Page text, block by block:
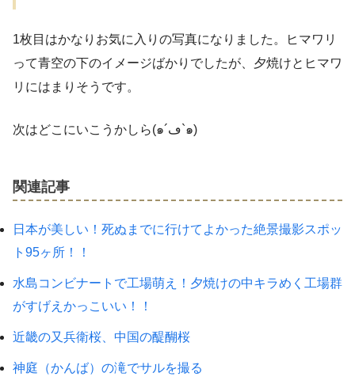
1枚目はかなりお気に入りの写真になりました。ヒマワリ
って青空の下のイメージばかりでしたが、夕焼けとヒマワ
リにはまりそうです。
次はどこにいこうかしら(๑´ڡ`๑)
関連記事
日本が美しい！死ぬまでに行けてよかった絶景撮影スポッ
ト95ヶ所！！
水島コンビナートで工場萌え！夕焼けの中キラめく工場群
がすげえかっこいい！！
近畿の又兵衛桜、中国の醍醐桜
神庭（かんば）の滝でサルを撮る